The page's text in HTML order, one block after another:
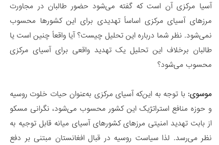
آسیا مرکزی آن است که گفته می‌شود حضور طالبان در مجاورت
مرزهای آسیای مرکزی اساساً تهدیدی برای این کشورها محسوب
نمی‌شود. نظر شما درباره این تحلیل چیست؟ آیا واقعاً چنین است یا
طالبان برخلاف این تحلیل یک تهدید واقعی برای آسیای مرکزی
محسوب می‌شود؟
موسوی: با توجه به این‌که آسیای مرکزی به‌عنوان حیات خلوت روسیه
و حوزه منافع استراتژیک این کشور محسوب می‌شود، نگرانی مسکو
از بابت تهدید امنیتی مرزهای کشورهای آسیای میانه قابل توجیه به
نظر می‌رسد. لذا سیاست روسیه در قبال افغانستان مبتنی بر دفع